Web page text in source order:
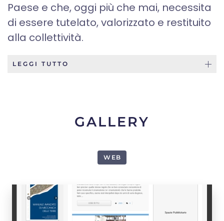
Paese e che, oggi più che mai, necessita
di essere tutelato, valorizzato e restituito
alla collettività.
LEGGI TUTTO
GALLERY
WEB